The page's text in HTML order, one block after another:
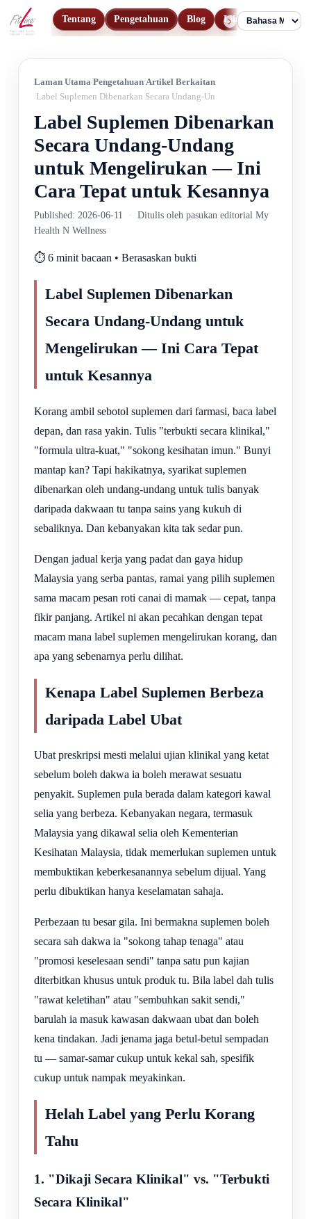
Tentang Pengetahuan Blog Lihat Produk
Language
Laman Utama Pengetahuan Artikel Berkaitan
Label Suplemen Dibenarkan Secara Undang-Undang untuk
Label Suplemen Dibenarkan
Secara Undang-Undang
untuk Mengelirukan — Ini
Cara Tepat untuk Kesannya
Published: 2026-06-11 ·
Ditulis oleh pasukan editorial My
Health N Wellness
⏱️ 6 minit bacaan • Berasaskan bukti
Label Suplemen Dibenarkan
Secara Undang-Undang untuk
Mengelirukan — Ini Cara Tepat
untuk Kesannya
Korang ambil sebotol suplemen dari farmasi, baca label
depan, dan rasa yakin. Tulis "terbukti secara klinikal,"
"formula ultra-kuat," "sokong kesihatan imun." Bunyi
mantap kan? Tapi hakikatnya, syarikat suplemen
dibenarkan oleh undang-undang untuk tulis banyak
daripada dakwaan tu tanpa sains yang kukuh di
sebaliknya. Dan kebanyakan kita tak sedar pun.
Dengan jadual kerja yang padat dan gaya hidup
Malaysia yang serba pantas, ramai yang pilih suplemen
sama macam pesan roti canai di mamak — cepat, tanpa
fikir panjang. Artikel ni akan pecahkan dengan tepat
macam mana label suplemen mengelirukan korang, dan
apa yang sebenarnya perlu dilihat.
Kenapa Label Suplemen Berbeza
daripada Label Ubat
Ubat preskripsi mesti melalui ujian klinikal yang ketat
sebelum boleh dakwa ia boleh merawat sesuatu
penyakit. Suplemen pula berada dalam kategori kawal
selia yang berbeza. Kebanyakan negara, termasuk
Malaysia yang dikawal selia oleh Kementerian
Kesihatan Malaysia, tidak memerlukan suplemen untuk
membuktikan keberkesanannya sebelum dijual. Yang
perlu dibuktikan hanya keselamatan sahaja.
Perbezaan tu besar gila. Ini bermakna suplemen boleh
secara sah dakwa ia "sokong tahap tenaga" atau
"promosi keselesaan sendi" tanpa satu pun kajian
diterbitkan khusus untuk produk tu. Bila label dah tulis
"rawat keletihan" atau "sembuhkan sakit sendi,"
barulah ia masuk kawasan dakwaan ubat dan boleh
kena tindakan. Jadi jenama jaga betul-betul sempadan
tu — samar-samar cukup untuk kekal sah, spesifik
cukup untuk nampak meyakinkan.
Helah Label yang Perlu Korang
Tahu
1. "Dikaji Secara Klinikal" vs. "Terbukti
Secara Klinikal"